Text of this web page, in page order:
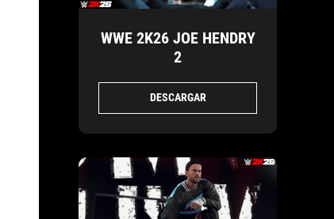
WWE 2K26 JOE HENDRY
2
DESCARGAR